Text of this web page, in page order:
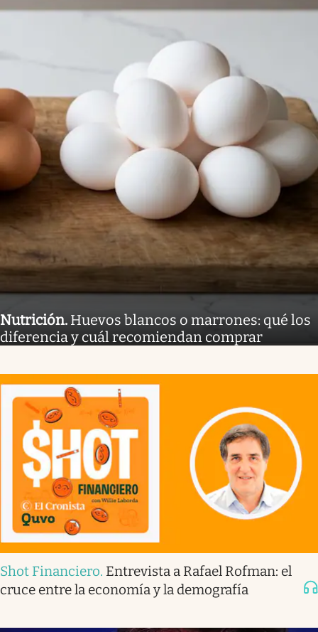
Nutrición. Huevos blancos o marrones: qué los
diferencia y cuál recomiendan comprar
Shot Financiero. Entrevista a Rafael Rofman: el
cruce entre la economía y la demografía